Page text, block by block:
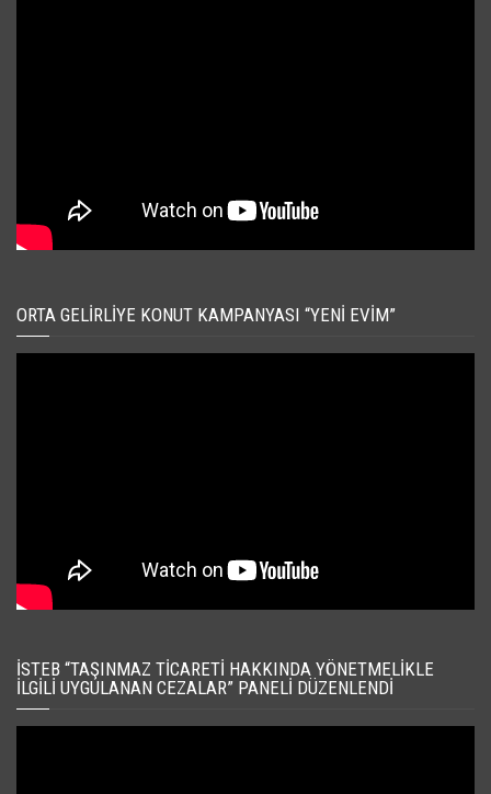
ORTA GELIRLIYE KONUT KAMPANYASI “YENI EVIM”
İSTEB “TAŞINMAZ TICARETI HAKKINDA YÖNETMELIKLE
İLGILI UYGULANAN CEZALAR” PANELI DÜZENLENDI